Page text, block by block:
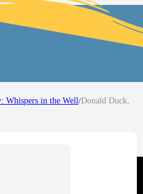
Whispers in the Well/Donald Duck,